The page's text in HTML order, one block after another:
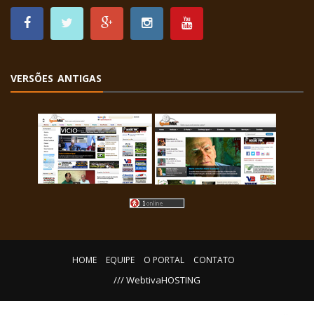
VERSÕES ANTIGAS
HOME EQUIPE O PORTAL CONTATO
/// WebtivaHOSTING